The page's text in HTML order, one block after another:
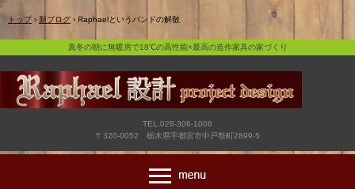
真冬の朝に無暖房で18℃の高性能×最高の造作家具の家づくり
トップ › 新ブログ › Raphaelというバンドの解散
真冬の朝に無暖房で18℃の高性能×最高の造作家具の家づくり
TEL.028-306-1006
〒320-0052 栃木県宇都宮市中戸祭町2899-5